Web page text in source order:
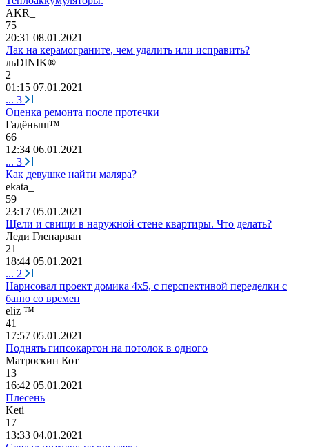
AKR_
75
20:31 08.01.2021
Лак на керамограните, чем удалить или исправить?
льDINIK®
2
01:15 07.01.2021
... 3
Оценка ремонта после протечки
Гадёныш™
66
12:34 06.01.2021
... 3
Как девушке найти маляра?
ekata_
59
23:17 05.01.2021
Щели и свищи в наружной стене квартиры. Что делать?
Леди Гленарван
21
18:44 05.01.2021
... 2
Нарисовал проект домика 4х5, с перспективой переделки с
баню со времен
eliz ™
41
17:57 05.01.2021
Поднять гипсокартон на потолок в одного
Матроскин Кот
13
16:42 05.01.2021
Плесень
Keti
17
13:33 04.01.2021